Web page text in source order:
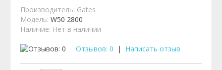
Производитель: Gates
Модель: W50 2800
Наличие: Нет в наличии
Отзывов: 0 | Написать отзыв